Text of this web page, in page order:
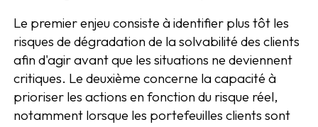
Le premier enjeu consiste à identifier plus tôt les
risques de dégradation de la solvabilité des clients
afin d'agir avant que les situations ne deviennent
critiques. Le deuxième concerne la capacité à
prioriser les actions en fonction du risque réel,
notamment lorsque les portefeuilles clients sont